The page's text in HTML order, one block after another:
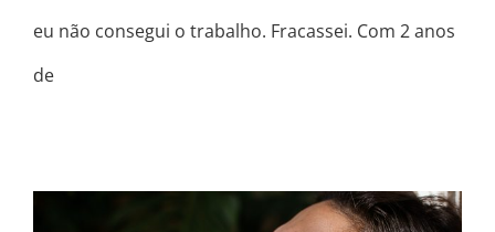
eu não consegui o trabalho. Fracassei. Com 2 anos
de